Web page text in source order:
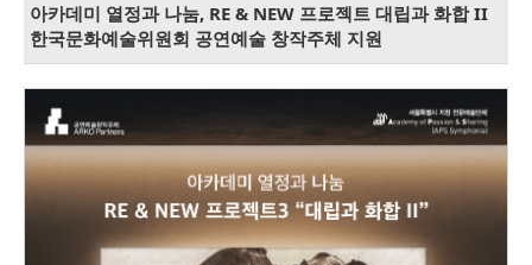
아카데미 열정과 나눔, RE & NEW 프로젝트 대립과 화합 II
한국문화예술위원회 공연예술 창작주체 지원